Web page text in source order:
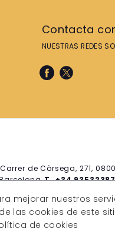
Contacta
NUESTRAS REDES
Carrer de Còrsega, 271,
T. +34
mejorar nuestros
las cookies de este
de cookies